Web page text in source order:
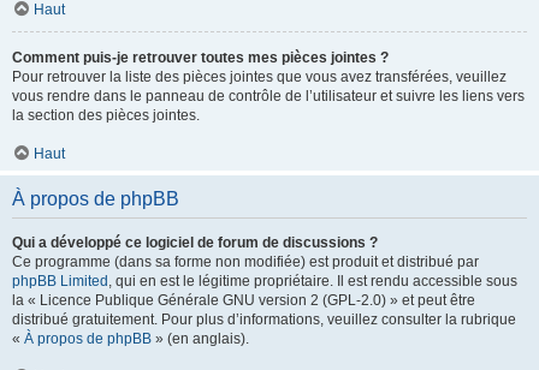
Haut
Comment puis-je retrouver toutes mes pièces jointes ?
Pour retrouver la liste des pièces jointes que vous avez transférées, veuillez
vous rendre dans le panneau de contrôle de l’utilisateur et suivre les liens vers
la section des pièces jointes.
Haut
À propos de phpBB
Qui a développé ce logiciel de forum de discussions ?
Ce programme (dans sa forme non modifiée) est produit et distribué par
phpBB Limited , qui en est le légitime propriétaire. Il est rendu accessible sous
la « Licence Publique Générale GNU version 2 (GPL-2.0) » et peut être
distribué gratuitement. Pour plus d’informations, veuillez consulter la rubrique
« À propos de phpBB » (en anglais).